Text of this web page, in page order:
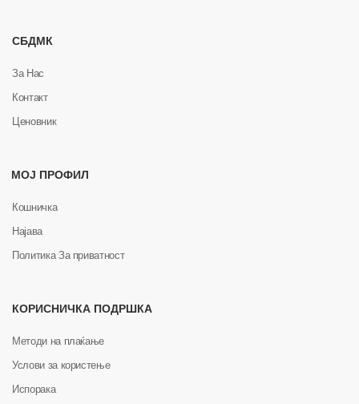
СБДМК
За Нас
Контакт
Ценовник
МОЈ ПРОФИЛ
Кошничка
Најава
Политика За приватност
КОРИСНИЧКА ПОДРШКА
Методи на плаќање
Услови за користење
Испорака